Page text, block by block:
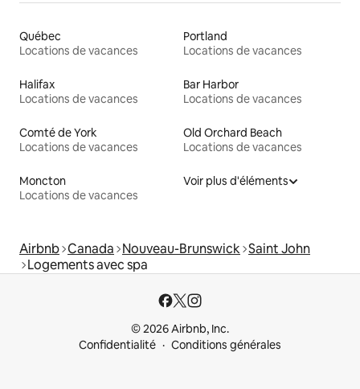
Québec
Locations de vacances
Portland
Locations de vacances
Halifax
Locations de vacances
Bar Harbor
Locations de vacances
Comté de York
Locations de vacances
Old Orchard Beach
Locations de vacances
Moncton
Locations de vacances
Voir plus d'éléments
Airbnb Canada Nouveau-Brunswick Saint John
Logements avec spa
© 2026 Airbnb, Inc.
Confidentialité
Conditions générales